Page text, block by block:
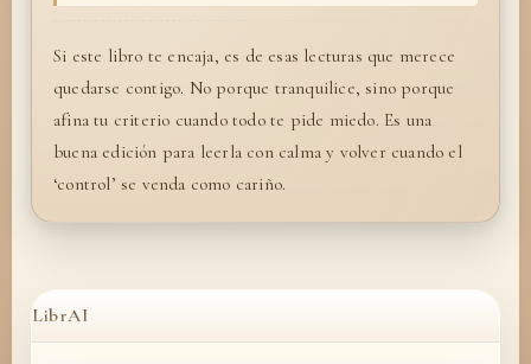
Si este libro te encaja, es de esas lecturas que merece
quedarse contigo. No porque tranquilice, sino porque
afina tu criterio cuando todo te pide miedo. Es una
buena edición para leerla con calma y volver cuando el
‘control’ se venda como cariño.
LibrAI